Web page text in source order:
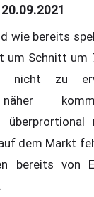
wie bereits
Schnitt um
nicht zu
näher
dem Markt
bereits von